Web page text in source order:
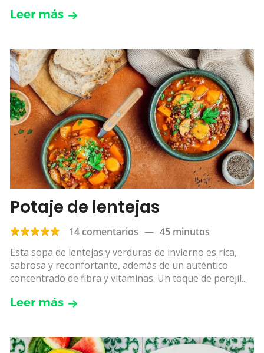
Leer más
Potaje de lentejas
14 comentarios — 45 minutos
Esta sopa de lentejas y verduras de invierno es rica,
sabrosa y reconfortante, además de un auténtico
concentrado de fibra y vitaminas. Un toque de perejil...
Leer más